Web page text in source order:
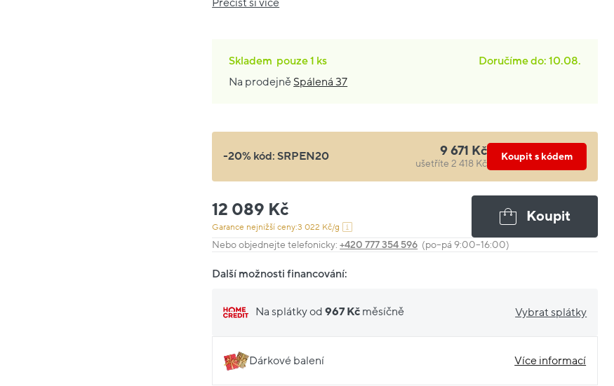
Přečíst si více
Skladem pouze1 ks
Doručíme do: 10.08.
Na prodejně Spálená 37
-20% kód:SRPEN20 9 671 Kč
ušetříte 2 418 Kč
Koupit s kódem
12 089 Kč
Garance nejnižší ceny:3 022 Kč/g
Koupit
Nebo objednejte telefonicky:+420 777 354 596 (po–pá 9:00–16:00)
Další možnosti financování:
Na splátky od967 Kč měsíčně Vybrat splátky
Dárkové balení Více informací